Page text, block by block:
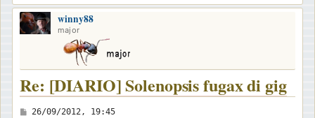
o
winny88
major
Re: [DIARIO] Solenopsis fugax di gig
M
26/09/2012, 19:45